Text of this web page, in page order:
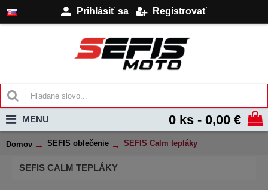
Prihlásiť sa Registrovať
0 ks - 0,00 €
MENU
Domov SEFIS oblečenie SEFIS Calm tepláky
SEFIS CALM TEPLÁKY